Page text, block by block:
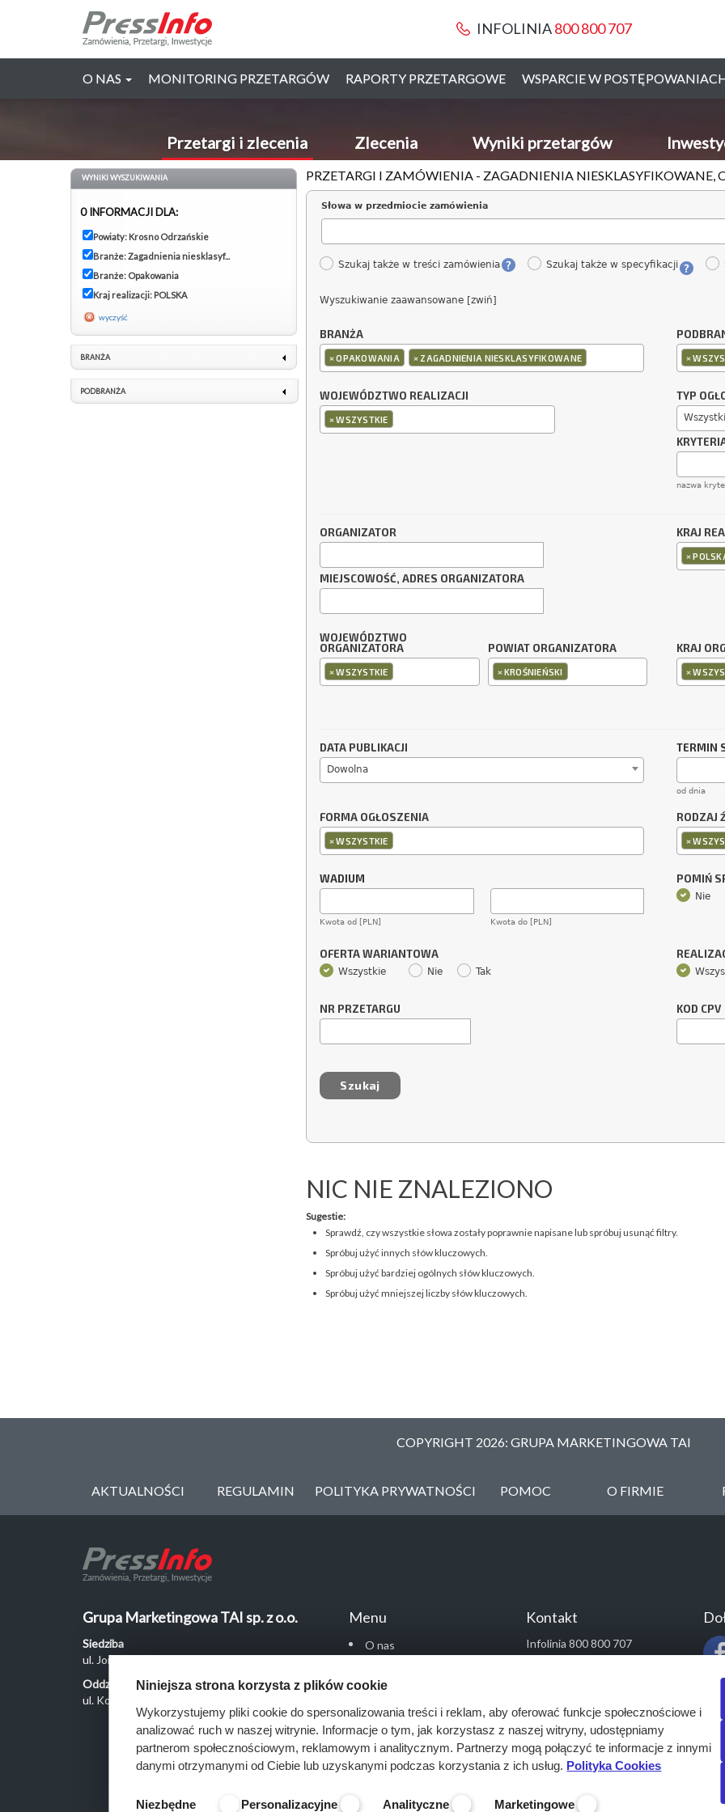
INFOLINIA800 800 707
O NAS MONITORING PRZETARGÓW RAPORTY PRZETARGOWE WSPARCIE W
Przetargi i zlecenia Zlecenia Wyniki przetargów
PRZETARGI I ZAMÓWIENIA - ZAGADNIENIA
Słowa w przedmiocie zamówienia
Szukaj także w treści zamówienia Szukaj także w specyfikacji
Wyszukiwanie zaawansowane [zwiń]
BRANŻA
×OPAKOWANIA × ZAGADNIENIA NIESKLASYFIKOWANE ×
WOJEWÓDZTWO REALIZACJI
×WSZYSTKIE
TYP
nazwa
ORGANIZATOR
MIEJSCOWOŚĆ, ADRES ORGANIZATORA
KRAJ
×
WOJEWÓDZTWO
ORGANIZATORA
×WSZYSTKIE
POWIAT ORGANIZATORA
×KROŚNIEŃSKI
KRAJ
×
DATA PUBLIKACJI
Dowolna
TERMIN
od dnia
FORMA OGŁOSZENIA
×WSZYSTKIE
RODZAJ
×
WADIUM
Kwota od [PLN] Kwota do [PLN]
POMIŃ
Nie
OFERTA WARIANTOWA
Wszystkie Nie Tak
NR PRZETARGU KOD CPV
NIC NIE ZNALEZIONO
Sugestie:
Sprawdź, czy wszystkie słowa zostały poprawnie napisane lub spróbuj usunąć filtry.
Spróbuj użyć innych słów kluczowych.
Spróbuj użyć bardziej ogólnych słów kluczowych.
Spróbuj użyć mniejszej liczby słów kluczowych.
WYNIKI WYSZUKIWANIA
0 INFORMACJI DLA:
Powiaty: Krosno Odrzańskie
Branże: Zagadnienia niesklasyf...
Branże: Opakowania
Kraj realizacji: POLSKA
wyczyść
BRANŻA
PODBRANŻA
COPYRIGHT 2026: GRUPA MARKETINGOWA TAI
AKTUALNOŚCI REGULAMIN POLITYKA PRYWATNOŚCI POMOC O FIRMIE
Grupa Marketingowa TAI sp. z o.o.
Siedziba
ul. Jordanowska 12, 04-204 Warszawa
Oddział Poznań
ul. Kochanowskiego 18/6, 60-846 Poznań
Menu
O nas
Monitoring przetargów
Raporty przetargowe
Ustawienia cookies
Kontakt
Kontakt
Infolinia 800 800 707
kontakt@pressinfo.pl
Niniejsza strona korzysta z plików cookie
Wykorzystujemy pliki cookie do spersonalizowania treści i reklam, aby oferować funkcje społecznościowe i
analizować ruch w naszej witrynie. Informacje o tym, jak korzystasz z naszej witryny, udostępniamy
partnerom społecznościowym, reklamowym i analitycznym. Partnerzy mogą połączyć te informacje z innymi
danymi otrzymanymi od Ciebie lub uzyskanymi podczas korzystania z ich usług. Polityka Cookies
Niezbędne Personalizacyjne Analityczne Marketingowe